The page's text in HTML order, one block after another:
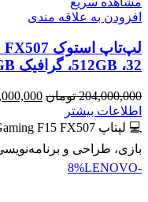
افزودن به علاقه مندی
32، 512GB، گرافیک 8GB
204,000,000 تومان قیمت
اطلاعات بیشتر
بازی، طراحی و برنامه‌نویسی
-8%
LENOVO